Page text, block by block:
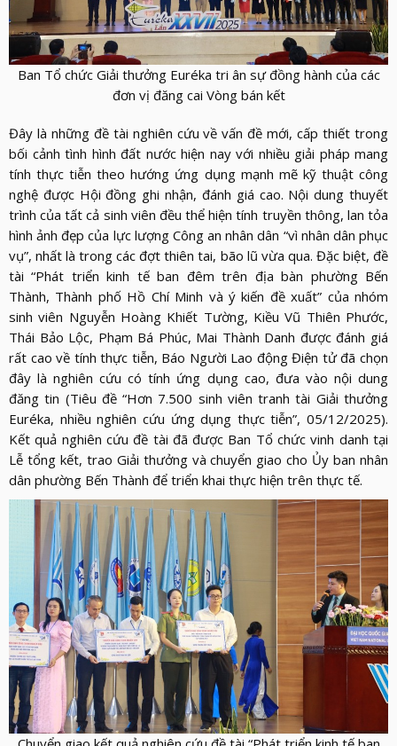
Ban Tổ chức Giải thưởng Euréka tri ân sự đồng hành của các
đơn vị đăng cai Vòng bán kết
Đây là những đề tài nghiên cứu về vấn đề mới, cấp thiết trong
bối cảnh tình hình đất nước hiện nay với nhiều giải pháp mang
tính thực tiễn theo hướng ứng dụng mạnh mẽ kỹ thuật công
nghệ được Hội đồng ghi nhận, đánh giá cao. Nội dung thuyết
trình của tất cả sinh viên đều thể hiện tính truyền thông, lan tỏa
hình ảnh đẹp của lực lượng Công an nhân dân “vì nhân dân phục
vụ”, nhất là trong các đợt thiên tai, bão lũ vừa qua. Đặc biệt, đề
tài “Phát triển kinh tế ban đêm trên địa bàn phường Bến
Thành, Thành phố Hồ Chí Minh và ý kiến đề xuất” của nhóm
sinh viên Nguyễn Hoàng Khiết Tường, Kiều Vũ Thiên Phước,
Thái Bảo Lộc, Phạm Bá Phúc, Mai Thành Danh được đánh giá
rất cao về tính thực tiễn, Báo Người Lao động Điện tử đã chọn
đây là nghiên cứu có tính ứng dụng cao, đưa vào nội dung
đăng tin (Tiêu đề “Hơn 7.500 sinh viên tranh tài Giải thưởng
Euréka, nhiều nghiên cứu ứng dụng thực tiễn”, 05/12/2025).
Kết quả nghiên cứu đề tài đã được Ban Tổ chức vinh danh tại
Lễ tổng kết, trao Giải thưởng và chuyển giao cho Ủy ban nhân
dân phường Bến Thành để triển khai thực hiện trên thực tế.